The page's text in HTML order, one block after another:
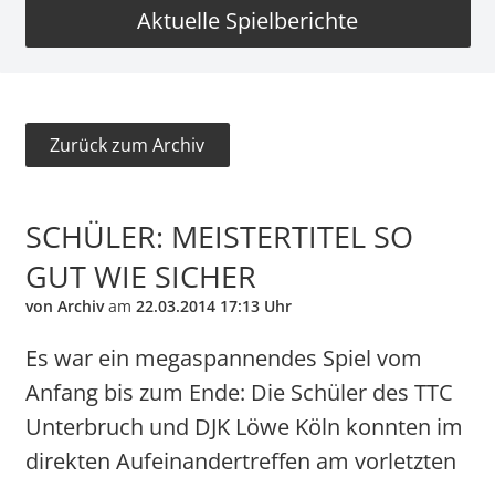
Aktuelle Spielberichte
Zurück zum Archiv
SCHÜLER: MEISTERTITEL SO
GUT WIE SICHER
von Archivam 22.03.2014 17:13 Uhr
Es war ein megaspannendes Spiel vom
Anfang bis zum Ende: Die Schüler des TTC
Unterbruch und DJK Löwe Köln konnten im
direkten Aufeinandertreffen am vorletzten